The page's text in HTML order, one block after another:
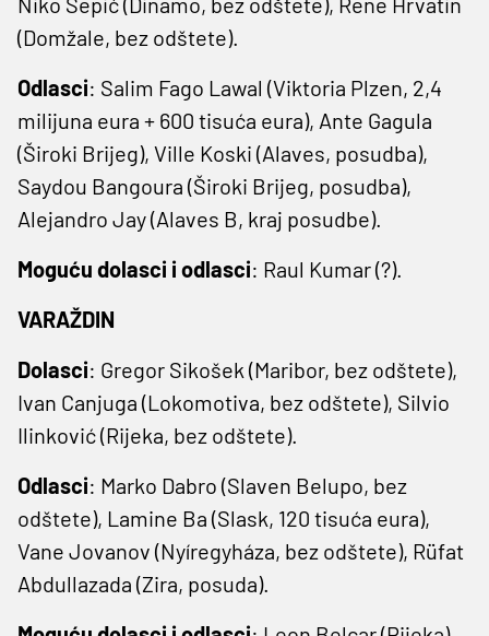
(Domžale, bez odštete).
Odlasci: Salim Fago Lawal (Viktoria Plzen, 2,4
milijuna eura + 600 tisuća eura), Ante Gagula
(Široki Brijeg), Ville Koski (Alaves, posudba),
Saydou Bangoura (Široki Brijeg, posudba),
Alejandro Jay (Alaves B, kraj posudbe).
Moguću dolasci i odlasci: Raul Kumar (?).
VARAŽDIN
Dolasci: Gregor Sikošek (Maribor, bez odštete),
Ivan Canjuga (Lokomotiva, bez odštete), Silvio
Ilinković (Rijeka, bez odštete).
Odlasci: Marko Dabro (Slaven Belupo, bez
odštete), Lamine Ba (Slask, 120 tisuća eura),
Vane Jovanov (Nyíregyháza, bez odštete), Rüfat
Abdullazada (Zira, posuda).